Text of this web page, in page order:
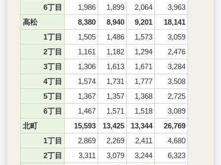
6丁目
1,986 1,899 2,064
3,963
高松
8,380 8,940 9,201
18,141
1丁目
1,505 1,486 1,573
3,059
2丁目
1,161 1,182 1,294
2,476
3丁目
1,306 1,613 1,671
3,284
4丁目
1,574 1,731 1,777
3,508
5丁目
1,367 1,357 1,368
2,725
6丁目
1,467 1,571 1,518
3,089
北町
15,593 13,425 13,344
26,769
1丁目
2,869 2,269 2,411
4,680
2丁目
3,311 3,079 3,244
6,323